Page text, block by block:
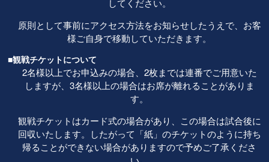
原則として事前にアクセス方法をお知らせしたうえで、お客
様ご自身で移動していただきます。
■観戦チケットについて
2名様以上でお申込みの場合、2枚までは連番でご用意いた
しますが、3名様以上の場合はお席が離れることがありま
す。
観戦チケットはカード式の場合があり、この場合は試合後に
回収いたします。したがって「紙」のチケットのように持ち
帰ることができない場合がありますので予めご了承くださ